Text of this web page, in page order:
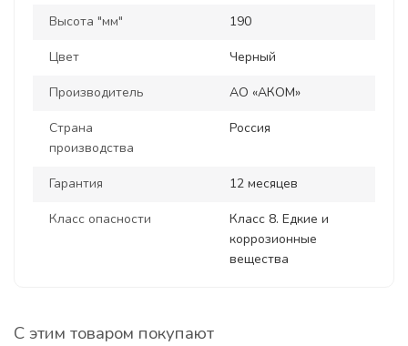
Высота "мм" 190
Цвет Черный
Производитель АО «АКОМ»
Страна
производства
Россия
Гарантия 12 месяцев
Класс опасности
Класс 8. Едкие и
коррозионные
вещества
С этим товаром покупают